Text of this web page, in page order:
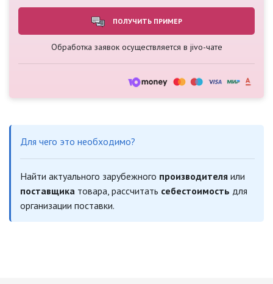
ПОЛУЧИТЬ ПРИМЕР
Обработка заявок осуществляется в jivo-чате
Для чего это необходимо?
Найти актуального зарубежного производителя или
поставщика товара, рассчитать себестоимость для
организации поставки.